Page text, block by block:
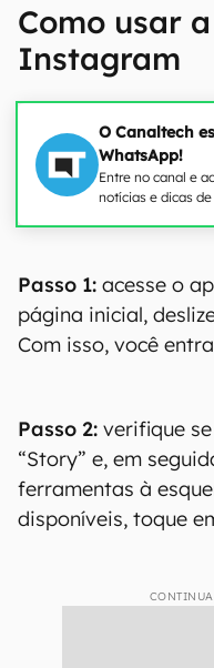
Como usar
Instagram
O Canaltech
WhatsApp!
Entre no canal e
notícias e dicas
Passo 1: acesse o
página inicial,
Com isso, você
Passo 2: verifique
“Story” e, em
ferramentas à
disponíveis, toque